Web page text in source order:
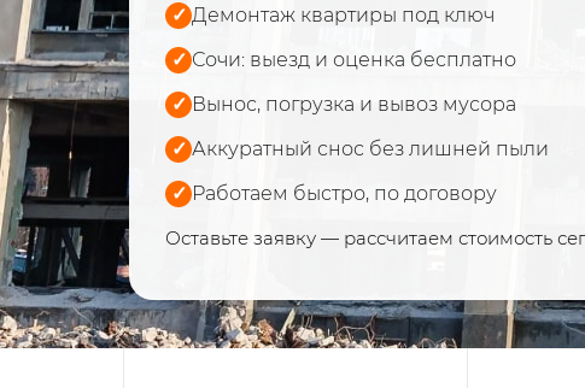
✓ Демонтаж квартиры под ключ
✓ Сочи: выезд и оценка бесплатно
✓ Вынос, погрузка и вывоз мусора
✓ Аккуратный снос без лишней пыли
✓ Работаем быстро, по договору
Оставьте заявку — рассчитаем стоимость